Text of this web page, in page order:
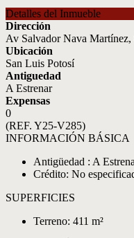
Detalles del Inmueble
Dirección
Av Salvador Nava Martínez,
Ubicación
San Luis Potosí
Antiguedad
A Estrenar
Expensas
0
(REF. Y25-V285)
INFORMACIÓN BÁSICA
Antigüedad : A
Crédito: No
SUPERFICIES
Terreno: 411 m²